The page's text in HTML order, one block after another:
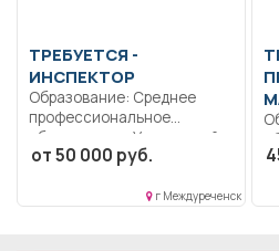
ТРЕБУЕТСЯ -
ИНСПЕКТОР
Образование: Среднее
профессиональное
образование.. Участковый
уполномоченный полиции.
от 50 000 руб.
г Междуреченск